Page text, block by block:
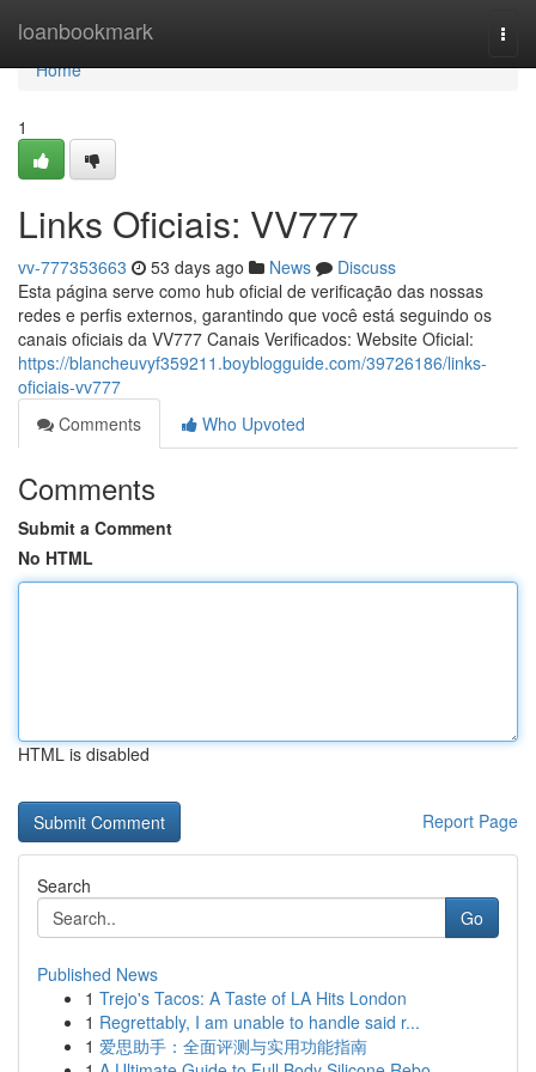
loanbookmark
Home
Home
1
Links Oficiais: VV777
vv-777353663 53 days ago News
Discuss
Esta página serve como hub oficial de verificação das nossas
redes e perfis externos, garantindo que você está seguindo os
canais oficiais da VV777 Canais Verificados: Website Oficial:
https://blancheuvyf359211.boyblogguide.com/39726186/links-
oficiais-vv777
Comments
Who Upvoted
Comments
Submit a Comment
No HTML
HTML is disabled
Report Page
Search
Go
Published News
1 Trejo's Tacos: A Taste of LA Hits London
1 Regrettably, I am unable to handle said r...
1 爱思助手：全面评测与实用功能指南